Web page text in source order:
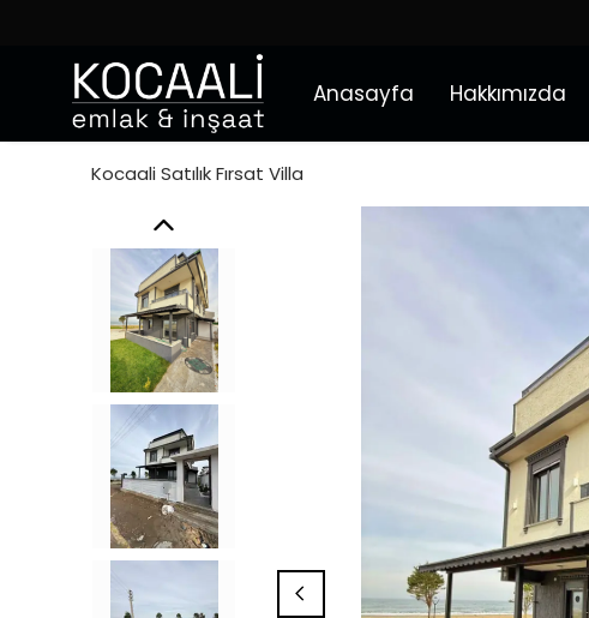
Anasayfa Hakkımızda
Kocaali Satılık Fırsat Villa